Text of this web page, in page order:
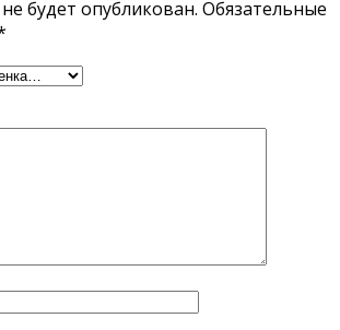
будет опубликован. Обязательные